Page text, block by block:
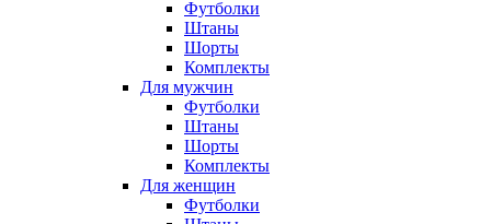
Футболки
Штаны
Шорты
Комплекты
Для мужчин
Футболки
Штаны
Шорты
Комплекты
Для женщин
Футболки